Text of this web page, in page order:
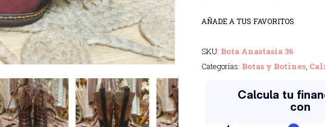
AÑADE A TUS FAVORITOS
SKU: Bota Anastasia 36
Categorías: Botas y Botines,